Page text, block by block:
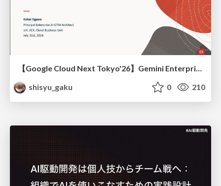
【Google Cloud Next Tokyo'26】Gemini Enterprise と Oracle AI Database で実現する、 業務データ活用を実現する AI エージェント実装
shisyu_gaku
0 210